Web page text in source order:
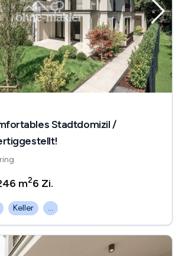
Stadtdomizil /
m26 Zi.
Keller ...